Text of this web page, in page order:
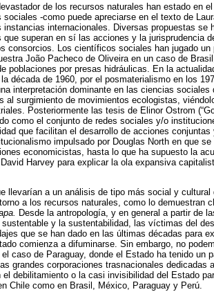
de los recursos naturales han estado en
-como puede apreciarse en el texto de
internacionales. Diversas propuestas se
superan en sí las acciones y la jurisprudencia
consorcios. Los científicos sociales han jugado un
João Pacheco de Oliveira en un caso de
poblaciones por presas hidráulicas. En la
década de 1960, por el posmaterialismo en los
interpretación dominante en las ciencias sociales
surgimiento de movimientos ecologistas,
Posteriormente las tesis de Elinor Ostrom
como el conjunto de redes sociales y/o
que facilitan el desarrollo de acciones
impulsado por Douglas North en que
economicistas, hasta lo que ha supuesto la
Harvey para explicar la ola expansiva
llevarían a un análisis de tipo más social y cultural
a los recursos naturales, como lo demuestran
Desde la antropología, y en general a partir de
y la sustentabilidad, las víctimas del
que se han dado en las últimas décadas para
comienza a difuminarse. Sin embargo, no
caso de Paraguay, donde el Estado ha tenido un
grandes corporaciones trasnacionales dedicadas
debilitamiento o la casi invisibilidad del Estado
Chile como en Brasil, México, Paraguay y Perú.